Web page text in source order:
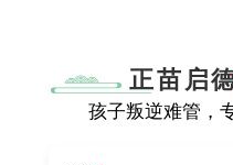
正苗启
孩子叛逆难管，